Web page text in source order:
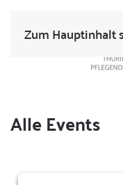
Zum Hauptinhalt
Alle Events